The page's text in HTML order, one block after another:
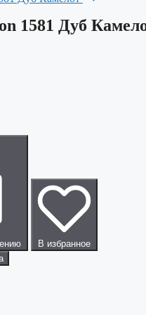
1581 Дуб
В избранное